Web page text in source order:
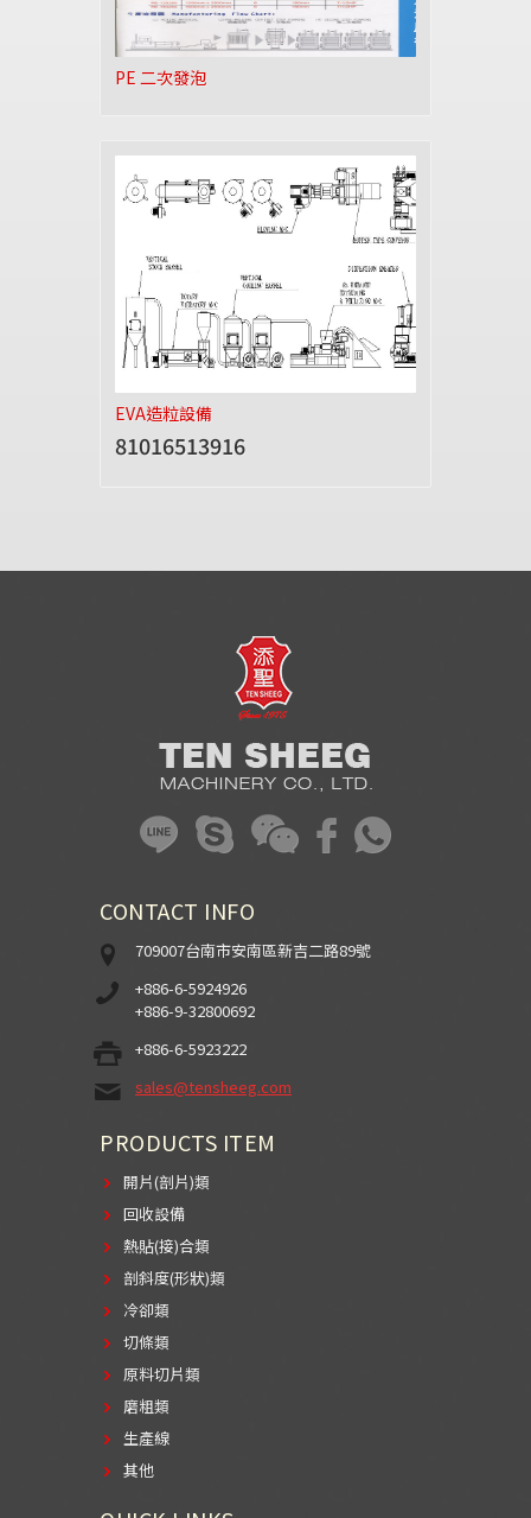
PE 二次發泡
EVA造粒設備
81016513916
CONTACT INFO
709007台南市安南區新吉二路89號
+886-6-5924926
+886-9-32800692
+886-6-5923222
sales@tensheeg.com
PRODUCTS ITEM
開片(剖片)類
回收設備
熱貼(接)合類
剖斜度(形狀)類
冷卻類
切條類
原料切片類
磨粗類
生產線
其他